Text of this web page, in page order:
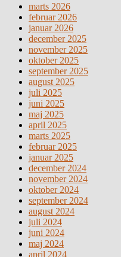
marts 2026
februar 2026
januar 2026
december 2025
november 2025
oktober 2025
september 2025
august 2025
juli 2025
juni 2025
maj 2025
april 2025
marts 2025
februar 2025
januar 2025
december 2024
november 2024
oktober 2024
september 2024
august 2024
juli 2024
juni 2024
maj 2024
april 2024